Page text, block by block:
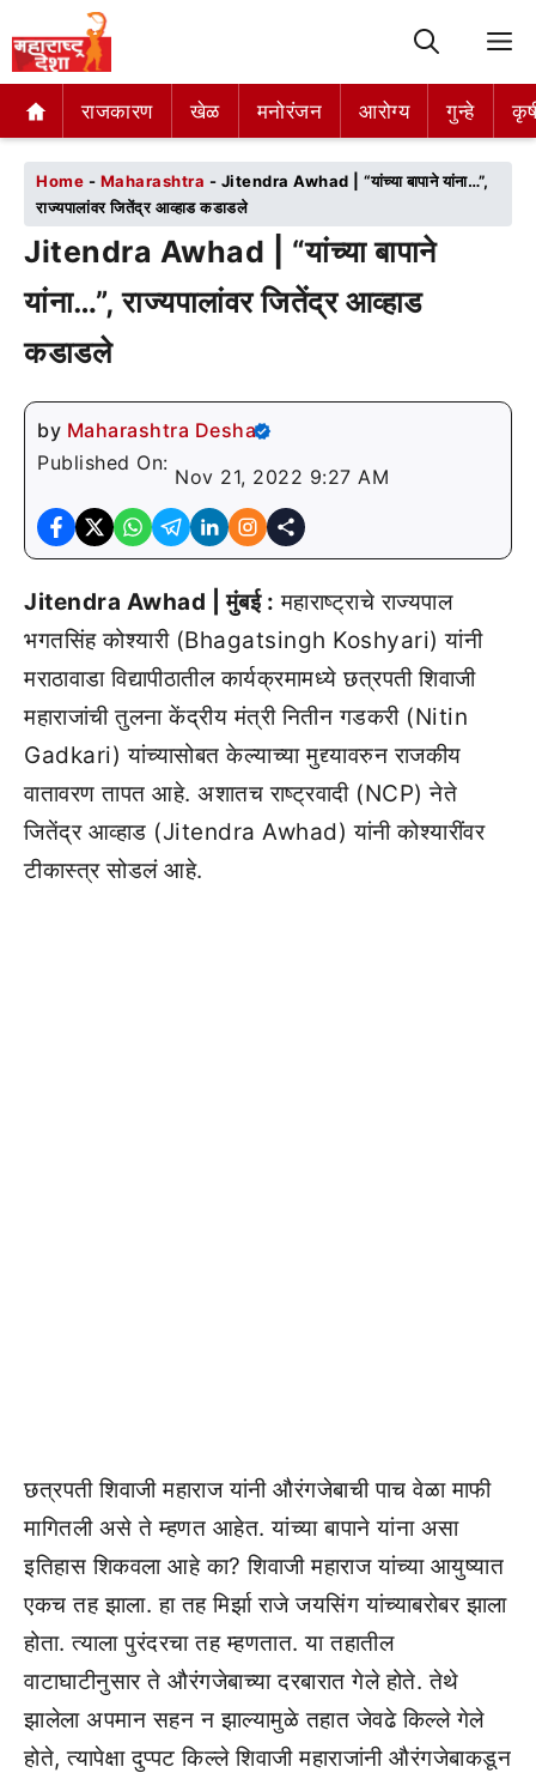
राजकारण खेळ मनोरंजन आरोग्य गुन्हे
राजकारण खेळ मनोरंजन आरोग्य गुन्हे
Home - Maharashtra - Jitendra Awhad | “यांच्या बापाने यांना…”,
राज्यपालांवर जितेंद्र आव्हाड कडाडले
Jitendra Awhad | “यांच्या बापाने
यांना…”, राज्यपालांवर जितेंद्र आव्हाड
कडाडले
by Maharashtra Desha
Published On:
Nov 21, 2022 9:27 AM
Jitendra Awhad | मुंबई : महाराष्ट्राचे राज्यपाल
भगतसिंह कोश्यारी (Bhagatsingh Koshyari) यांनी
मराठावाडा विद्यापीठातील कार्यक्रमामध्ये छत्रपती शिवाजी
महाराजांची तुलना केंद्रीय मंत्री नितीन गडकरी (Nitin
Gadkari) यांच्यासोबत केल्याच्या मुद्द्यावरुन राजकीय
वातावरण तापत आहे. अशातच राष्ट्रवादी (NCP) नेते
जितेंद्र आव्हाड (Jitendra Awhad) यांनी कोश्यारींवर
टीकास्त्र सोडलं आहे.
छत्रपती शिवाजी महाराज यांनी औरंगजेबाची पाच वेळा माफी
मागितली असे ते म्हणत आहेत. यांच्या बापाने यांना असा
इतिहास शिकवला आहे का? शिवाजी महाराज यांच्या आयुष्यात
एकच तह झाला. हा तह मिर्झा राजे जयसिंग यांच्याबरोबर झाला
होता. त्याला पुरंदरचा तह म्हणतात. या तहातील
वाटाघाटीनुसार ते औरंगजेबाच्या दरबारात गेले होते. तेथे
झालेला अपमान सहन न झाल्यामुळे तहात जेवढे किल्ले गेले
होते, त्यापेक्षा दुप्पट किल्ले शिवाजी महाराजांनी औरंगजेबाकडून